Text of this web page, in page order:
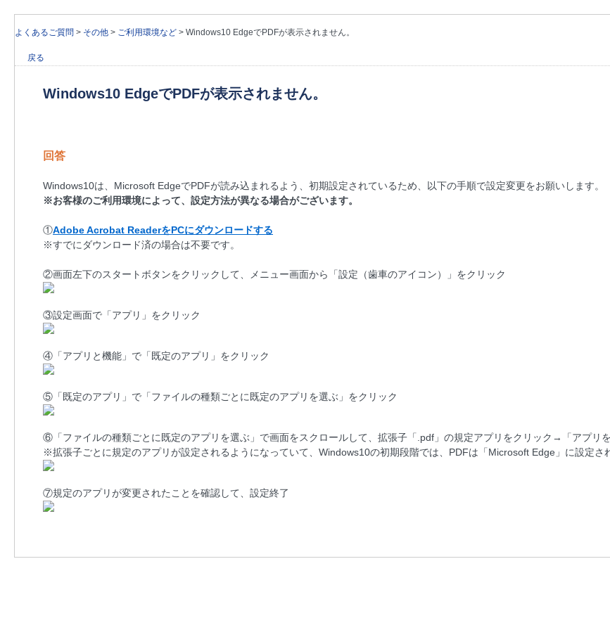
よくあるご質問 > その他 > ご利用環境など > Windows10 EdgeでPDFが表示されません。
戻る
Windows10 EdgeでPDFが表示されません。
回答
Windows10は、Microsoft EdgeでPDFが読み込まれるよう、初期設定されているため、以下の手順で設定変更をお願いします。
※お客様のご利用環境によって、設定方法が異なる場合がございます。
①Adobe Acrobat ReaderをPCにダウンロードする
※すでにダウンロード済の場合は不要です。
②画面左下のスタートボタンをクリックして、メニュー画面から「設定（歯車のアイコン）」をクリック
③設定画面で「アプリ」をクリック
④「アプリと機能」で「既定のアプリ」をクリック
⑤「既定のアプリ」で「ファイルの種類ごとに既定のアプリを選ぶ」をクリック
⑥「ファイルの種類ごとに既定のアプリを選ぶ」で画面をスクロールして、拡張子「.pdf」の規定アプリをクリック→「アプリ
※拡張子ごとに規定のアプリが設定されるようになっていて、Windows10の初期段階では、PDFは「Microsoft Edge」に設定さ
⑦規定のアプリが変更されたことを確認して、設定終了